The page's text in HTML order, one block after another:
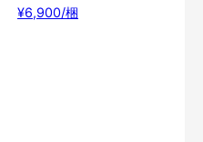
¥6,900/梱